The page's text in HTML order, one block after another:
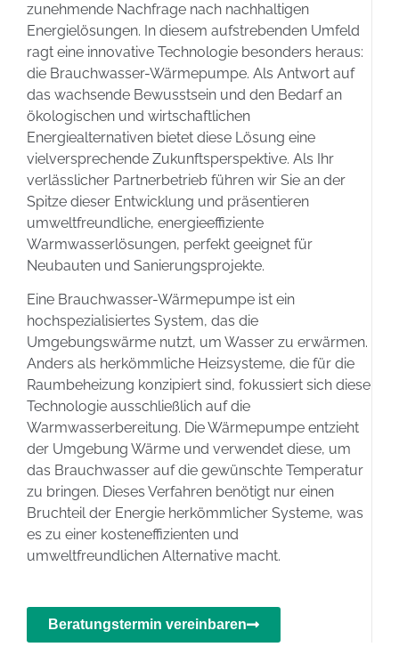
zunehmende Nachfrage nach nachhaltigen
Energielösungen. In diesem aufstrebenden Umfeld
ragt eine innovative Technologie besonders heraus:
die Brauchwasser-Wärmepumpe. Als Antwort auf
das wachsende Bewusstsein und den Bedarf an
ökologischen und wirtschaftlichen
Energiealternativen bietet diese Lösung eine
vielversprechende Zukunftsperspektive. Als Ihr
verlässlicher Partnerbetrieb führen wir Sie an der
Spitze dieser Entwicklung und präsentieren
umweltfreundliche, energieeffiziente
Warmwasserlösungen, perfekt geeignet für
Neubauten und Sanierungsprojekte.
Eine Brauchwasser-Wärmepumpe ist ein
hochspezialisiertes System, das die
Umgebungswärme nutzt, um Wasser zu erwärmen.
Anders als herkömmliche Heizsysteme, die für die
Raumbeheizung konzipiert sind, fokussiert sich diese
Technologie ausschließlich auf die
Warmwasserbereitung. Die Wärmepumpe entzieht
der Umgebung Wärme und verwendet diese, um
das Brauchwasser auf die gewünschte Temperatur
zu bringen. Dieses Verfahren benötigt nur einen
Bruchteil der Energie herkömmlicher Systeme, was
es zu einer kosteneffizienten und
umweltfreundlichen Alternative macht.
Beratungstermin vereinbaren